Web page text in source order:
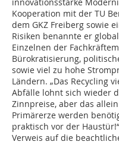
innovationsstarke
Kooperation mit der TU
dem GKZ Freiberg sowie
Risiken benannte er
Einzelnen der
Bürokratisierung,
sowie viel zu hohe
Ländern. „Das Recycling
Abfälle lohnt sich wieder
Zinnpreise, aber das
Primärerze werden
praktisch vor der
Verweis auf die